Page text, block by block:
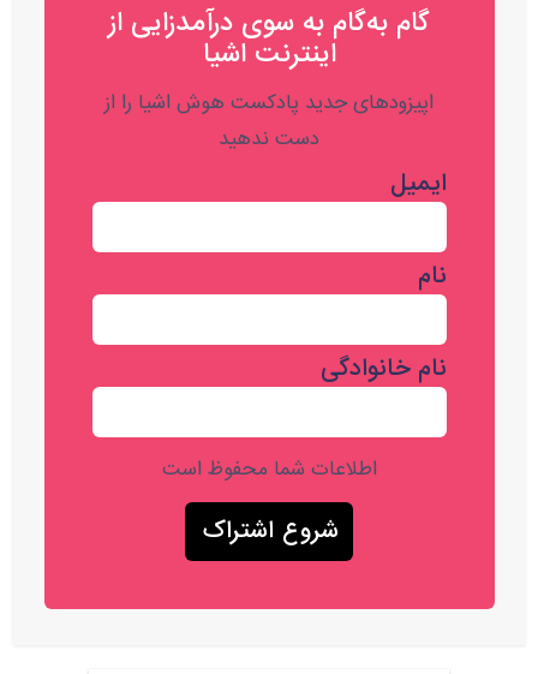
گام به‌گام به‌ سوی درآمدزایی از
اینترنت اشیا
اپیزودهای جدید پادکست هوش اشیا را از
دست ندهید
ایمیل
نام
نام خانوادگی
اطلاعات شما محفوظ است